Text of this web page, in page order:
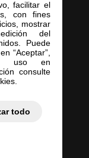
facilitar el
con fines
mostrar
del
Puede
“Aceptar”,
uso en
consulte
todo